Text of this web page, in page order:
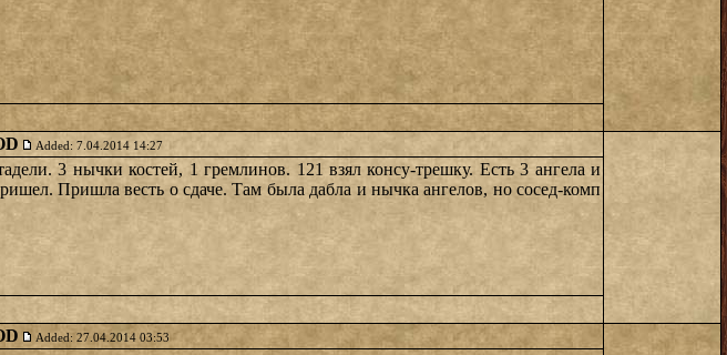
Added: 7.04.2014 14:27
3 нычки костей, 1 гремлинов. 121 взял консу-трешку. Есть 3 ангела и
Пришла весть о сдаче. Там была дабла и нычка ангелов, но сосед-комп
Added: 27.04.2014 03:53